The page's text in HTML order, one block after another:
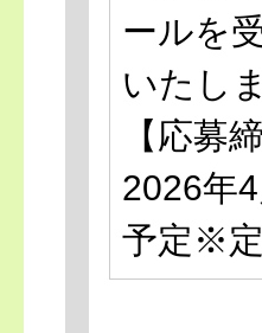
ールを
いたし
【応募
2026年
予定※